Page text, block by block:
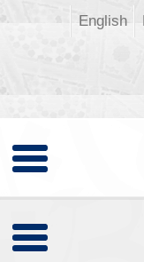
English